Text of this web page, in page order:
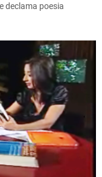
declama poesia